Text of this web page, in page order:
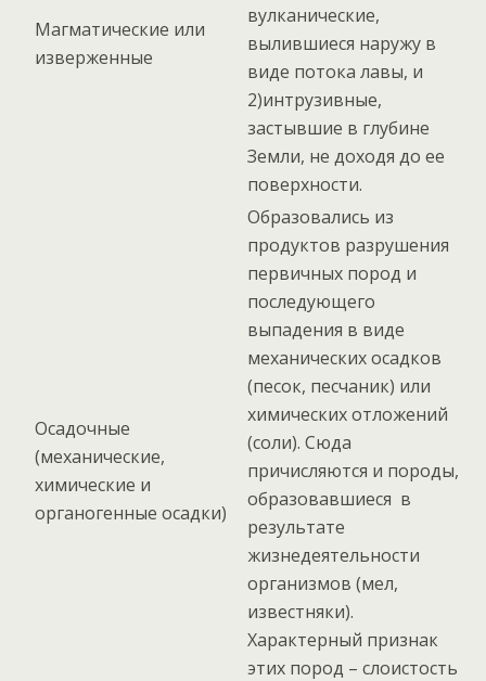
Магматические или
изверженные
вулканические,
вылившиеся наружу в
виде потока лавы, и
2)интрузивные,
застывшие в глубине
Земли, не доходя до ее
поверхности.
Осадочные
(механические,
химические и
органогенные осадки)
Образовались из
продуктов разрушения
первичных пород и
последующего
выпадения в виде
механических осадков
(песок, песчаник) или
химических отложений
(соли). Сюда
причисляются и породы,
образовавшиеся в
результате
жизнедеятельности
организмов (мел,
известняки).
Характерный признак
этих пород – слоистость